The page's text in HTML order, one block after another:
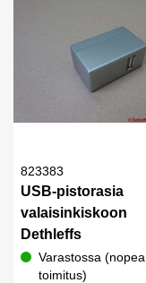
823383
USB-pistorasia
valaisinkiskoon
Dethleffs
Varastossa (nopea
toimitus)